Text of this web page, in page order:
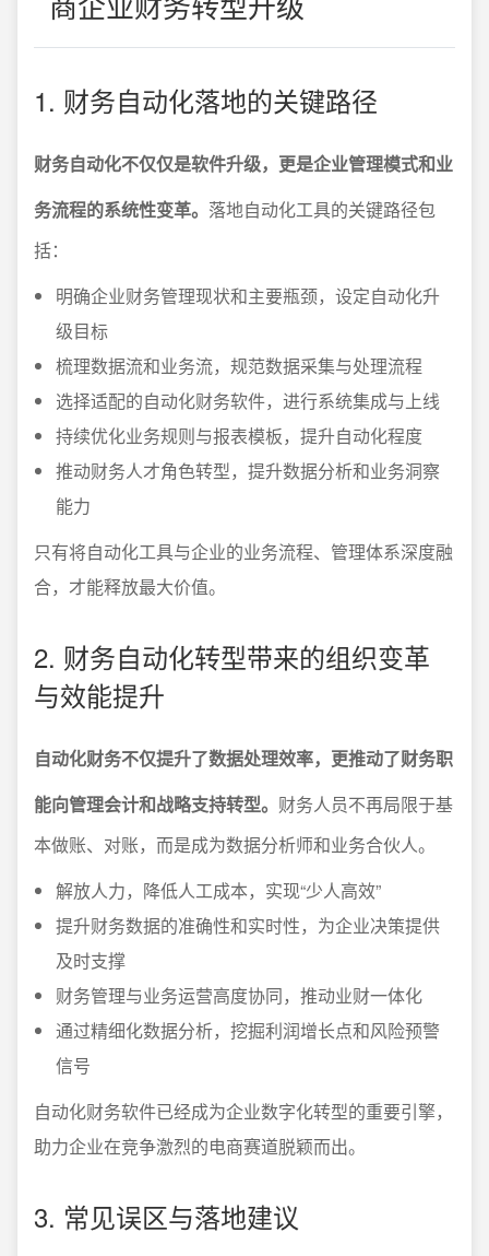
1. 财务自动化落地的关键路径
财务自动化不仅仅是软件升级，更是企业管理模式和业
务流程的系统性变革。 落地自动化工具的关键路径包
括：
明确企业财务管理现状和主要瓶颈，设定自动化升
级目标
梳理数据流和业务流，规范数据采集与处理流程
选择适配的自动化财务软件，进行系统集成与上线
持续优化业务规则与报表模板，提升自动化程度
推动财务人才角色转型，提升数据分析和业务洞察
能力
只有将自动化工具与企业的业务流程、管理体系深度融
合，才能释放最大价值。
2. 财务自动化转型带来的组织变革
与效能提升
自动化财务不仅提升了数据处理效率，更推动了财务职
能向管理会计和战略支持转型。 财务人员不再局限于基
本做账、对账，而是成为数据分析师和业务合伙人。
解放人力，降低人工成本，实现“少人高效”
提升财务数据的准确性和实时性，为企业决策提供
及时支撑
财务管理与业务运营高度协同，推动业财一体化
通过精细化数据分析，挖掘利润增长点和风险预警
信号
自动化财务软件已经成为企业数字化转型的重要引擎，
助力企业在竞争激烈的电商赛道脱颖而出。
3. 常见误区与落地建议